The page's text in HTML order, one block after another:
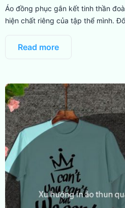
Áo đồng phục gắn kết tinh thần
hiện chất riêng của tập thể mình.
Read more